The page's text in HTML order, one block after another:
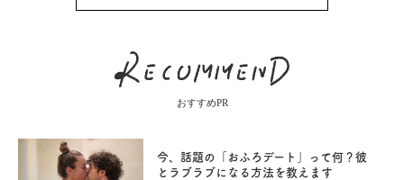
おすすめPR
今、話題の「おふろデート」って何？彼
とラブラブになる方法を教えます